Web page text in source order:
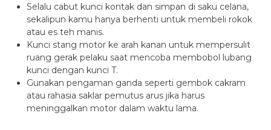
Selalu cabut kunci kontak dan simpan di saku celana,
sekalipun kamu hanya berhenti untuk membeli rokok
atau es teh manis.
Kunci stang motor ke arah kanan untuk mempersulit
ruang gerak pelaku saat mencoba membobol lubang
kunci dengan kunci T.
Gunakan pengaman ganda seperti gembok cakram
atau rahasia saklar pemutus arus jika harus
meninggalkan motor dalam waktu lama.